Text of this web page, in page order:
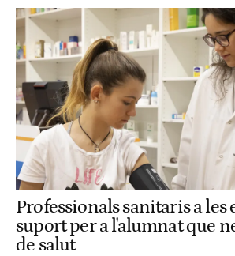
Professionals sanitaris a les
suport per a l'alumnat que
de salut